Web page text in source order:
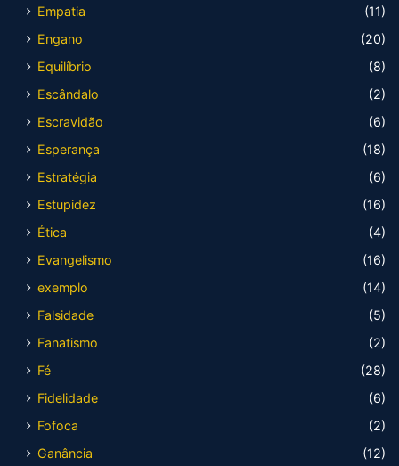
Empatia
(11)
Engano
(20)
Equilíbrio
(8)
Escândalo
(2)
Escravidão
(6)
Esperança
(18)
Estratégia
(6)
Estupidez
(16)
Ética
(4)
Evangelismo
(16)
exemplo
(14)
Falsidade
(5)
Fanatismo
(2)
Fé
(28)
Fidelidade
(6)
Fofoca
(2)
Ganância
(12)